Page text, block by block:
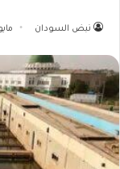
نبض السودان مايو 16,